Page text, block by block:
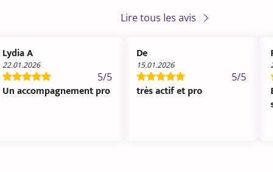
Lire tous les avis
Lydia A
22.01.2026
5/5
Un accompagnement pro
De
15.01.2026
5/5
très actif et pro